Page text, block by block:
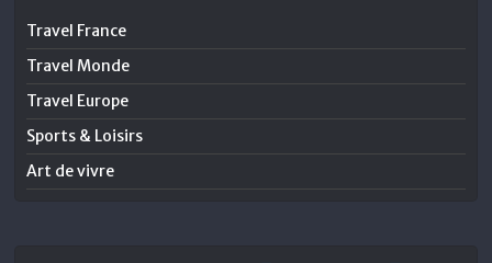
Travel France
Travel Monde
Travel Europe
Sports & Loisirs
Art de vivre